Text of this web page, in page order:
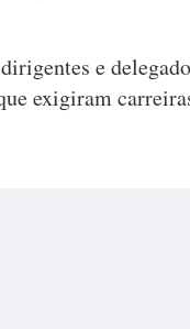
e
exigiram